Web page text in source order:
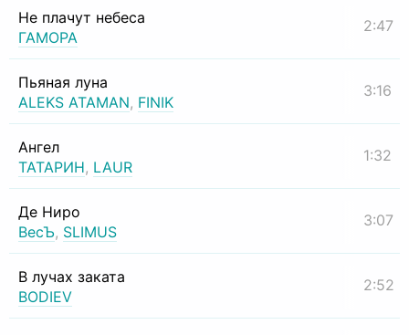
Не плачут небеса
ГАМОРА
2:47
Пьяная луна
ALEKS ATAMAN, FINIK
3:16
Ангел
ТАТАРИН, LAUR
1:32
Де Ниро
ВесЪ, SLIMUS
3:07
В лучах заката
BODIEV
2:52